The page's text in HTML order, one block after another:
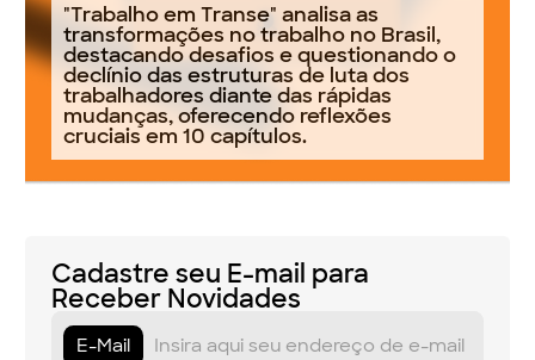
"Trabalho em Transe" analisa as
transformações no trabalho no Brasil,
destacando desafios e questionando o
declínio das estruturas de luta dos
trabalhadores diante das rápidas
mudanças, oferecendo reflexões
cruciais em 10 capítulos.
Cadastre seu E-mail para
Receber Novidades
E-Mail